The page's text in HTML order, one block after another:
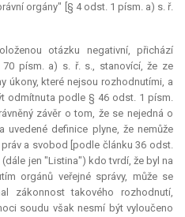
orgány" [§ 4 odst. 1 písm. a) s. ř.
otázku negativní, přichází
písm. a) s. ř. s., stanovící, že ze
úkony, které nejsou rozhodnutími, a
odmítnuta podle § 46 odst. 1 písm.
závěr o tom, že se nejedná o
definice plyne, že nemůže
a svobod [podle článku 36 odst.
jen "Listina") kdo tvrdí, že byl na
orgánů veřejné správy, může se
zákonnost takového rozhodnutí,
soudu však nesmí být vyloučeno